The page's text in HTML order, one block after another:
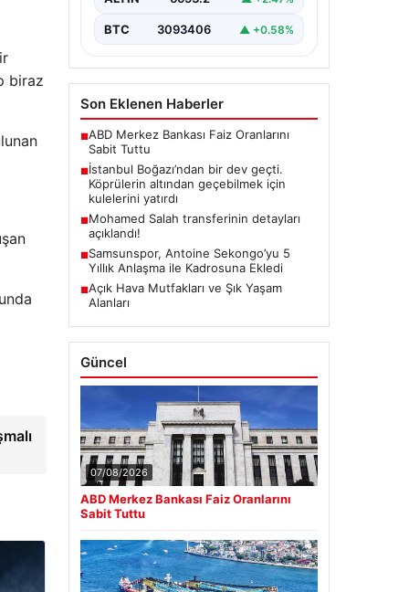
biraz
BTC 3093406 ▲ +0.58%
Son Eklenen Haberler
■ABD Merkez Bankası Faiz Oranlarını
Sabit Tuttu
■İstanbul Boğazı’ndan bir dev geçti.
Köprülerin altından geçebilmek için
kulelerini yatırdı
■Mohamed Salah transferinin detayları
açıklandı!
■Samsunspor, Antoine Sekongo’yu 5
Yıllık Anlaşma ile Kadrosuna Ekledi
■Açık Hava Mutfakları ve Şık Yaşam
Alanları
Güncel
07/08/2026
ABD Merkez Bankası Faiz Oranlarını
Sabit Tuttu